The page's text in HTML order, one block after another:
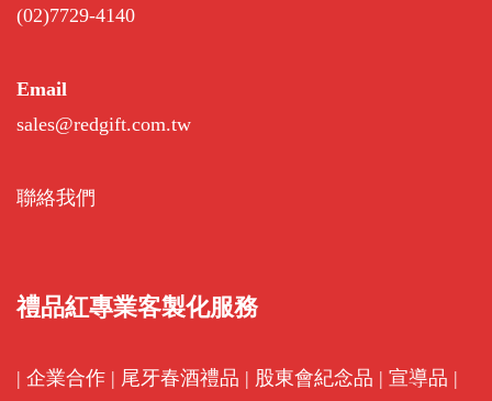
(02)7729-4140
Email
sales@redgift.com.tw
聯絡我們
禮品紅專業客製化服務
| 企業合作 | 尾牙春酒禮品 | 股東會紀念品 | 宣導品 |